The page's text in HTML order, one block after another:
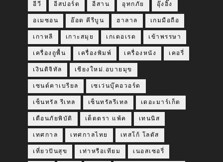
อีวี อีสปอร์ต อีสาน อุทกภัย อุ๊งอิ๊ง
อเมซอน อ๊อด คีรีบูน ฮาลาล เกมมือถือ
เกาหลี เกาะสมุย เกเตอเรด เข้าพรรษา
เครื่องถูพื้น เครื่องพิมพ์ เครื่องหนัง เคอรี่
เงินดิจิทัล เชียงใหม่.อบายมุข
เซนต์คาเบรียล เซเว่นบุ๊คอวอร์ด
เซ็นทรัล รีเทล เซ็นทรัลรีเทล เดอะมาร์เก็ต
เตือนภัยพิบัติ เต็ดตรา แพ้ค เทนนิส
เทศกาล เทศกาลไทย เทสโก้ โลตัส
เที่ยวปันสุข เท่าหรือเทียม เนอสเซอรี่